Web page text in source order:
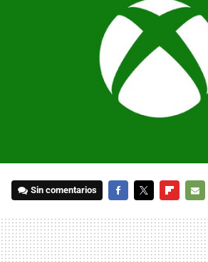
Sin comentarios
MAIL